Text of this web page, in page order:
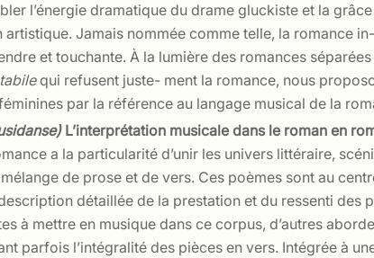
l’énergie dramatique du drame gluckiste et la
Jamais nommée comme telle, la romance
et touchante. À la lumière des romances
qui refusent juste- ment la romance, nous
par la référence au langage musical de la
L’interprétation musicale dans le roman en
a la particularité d’unir les univers littéraire,
de prose et de vers. Ces poèmes sont au
détaillée de la prestation et du ressenti des
à mettre en musique dans ce corpus, d’autres
parfois l’intégralité des pièces en vers. Intégrée à